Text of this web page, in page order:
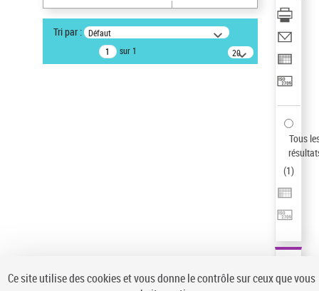
Statut de la notice d’autorité
Notice élémentaire
Type de notice d'autorité
Tri par : Défaut
sur 1
20
résultats/page
Tous
(1)
Ce site utilise des cookies et vous donne le contrôle sur ceux que vous